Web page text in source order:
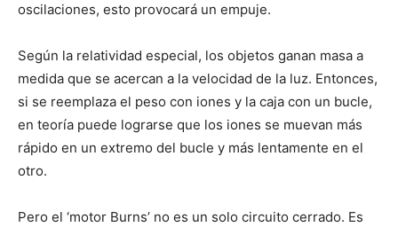
oscilaciones, esto provocará un empuje.
Según la relatividad especial, los objetos ganan masa a
medida que se acercan a la velocidad de la luz. Entonces,
si se reemplaza el peso con iones y la caja con un bucle,
en teoría puede lograrse que los iones se muevan más
rápido en un extremo del bucle y más lentamente en el
otro.
Pero el ‘motor Burns’ no es un solo circuito cerrado. Es